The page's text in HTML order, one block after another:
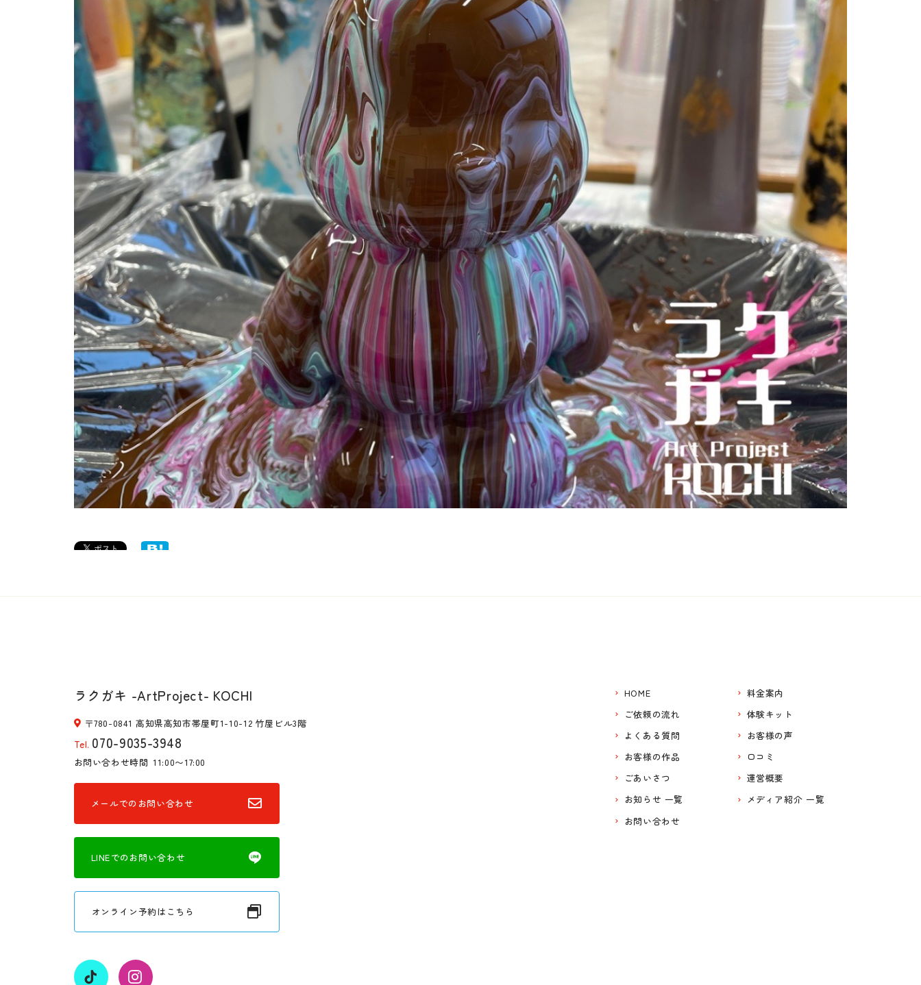
ラクガキ -ArtProject- KOCHI
〒780-0841 高知県高知市帯屋町1-10-12 竹屋ビル3階
Tel. 070-9035-3948
お問い合わせ時間 11:00〜17:00
メールでのお問い合わせ
LINEでのお問い合わせ
オンライン予約はこちら
HOME
料金案内
ご依頼の流れ
体験キット
よくある質問
お客様の声
お客様の作品
口コミ
ごあいさつ
運営概要
お知らせ 一覧
メディア紹介 一覧
お問い合わせ